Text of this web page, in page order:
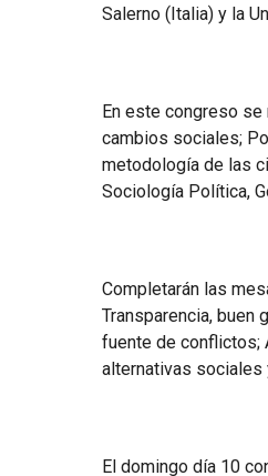
Salerno (Italia) y la
En este congreso
cambios sociales;
metodología de las
Sociología Política,
Completarán las
Transparencia, buen
fuente de conflictos;
alternativas sociales
El domingo día 10